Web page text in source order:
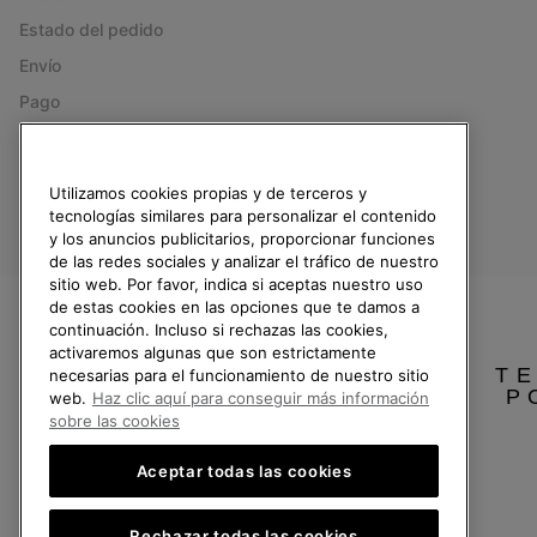
Estado del pedido
Envío
Pago
España
2026 SOREL.Reservados todos los derechos.
Política de Privacidad Condiciones De Uso Terminos de Venta
Servicio al cliente: Lu. - Vi. de 9:00 a 13:00 y de 14:00 a 18:00
(+)34919015936
Utilizamos cookies propias y de terceros y
tecnologías similares para personalizar el contenido
y los anuncios publicitarios, proporcionar funciones
de las redes sociales y analizar el tráfico de nuestro
sitio web. Por favor, indica si aceptas nuestro uso
de estas cookies en las opciones que te damos a
continuación. Incluso si rechazas las cookies,
activaremos algunas que son estrictamente
necesarias para el funcionamiento de nuestro sitio
web. Haz clic aquí para conseguir más información
sobre las cookies
Aceptar todas las cookies